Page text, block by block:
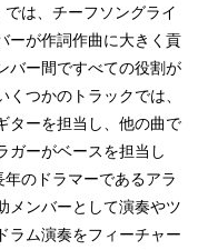
は、チーフソングライ
ーが作詞作曲に大きく貢
バー間ですべての役割が
つかのトラックでは、
ターを担当し、他の曲で
ガーがベースを担当し
のドラマーであるアラ
メンバーとして演奏やツ
ラム演奏をフィーチャー